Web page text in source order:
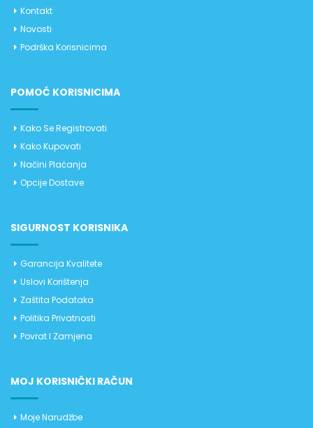
Kontakt
Novosti
Podrška Korisnicima
POMOĆ KORISNICIMA
Kako Se Registrovati
Kako Kupovati
Načini Plaćanja
Opcije Dostave
SIGURNOST KORISNIKA
Garancija Kvalitete
Uslovi Korištenja
Zaštita Podataka
Politika Privatnosti
Povrat I Zamjena
MOJ KORISNIČKI RAČUN
Moje Narudžbe